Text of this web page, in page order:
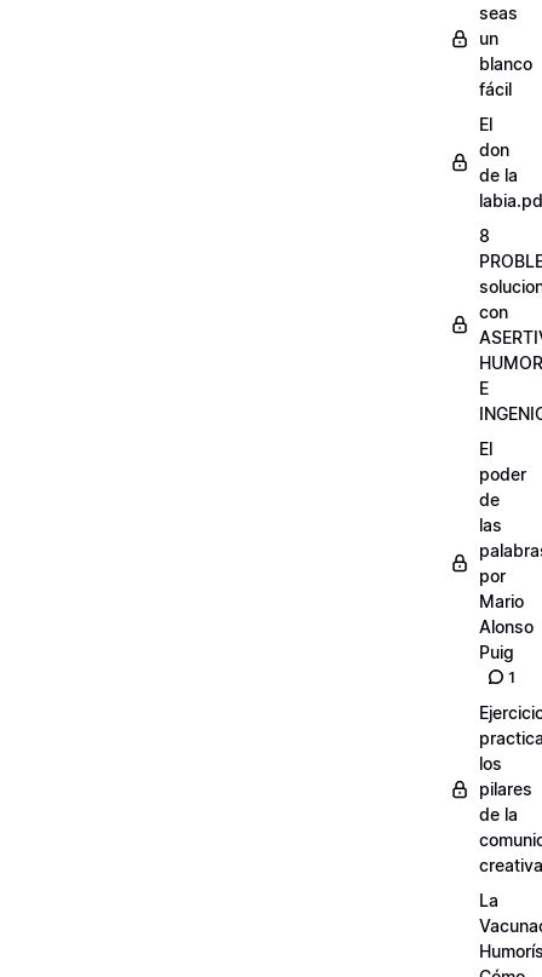
seas
un
blanco
fácil
El
don
de la
8
con
HUMOR
E
El
poder
de
las
por
Mario
Alonso
Puig
1
los
pilares
de la
creativa
La